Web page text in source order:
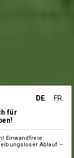
DE
FR
für
Einwandfreie
Ablauf –